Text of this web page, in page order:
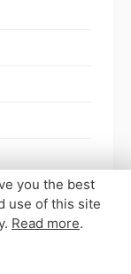
you the best
use of this site
Read more.